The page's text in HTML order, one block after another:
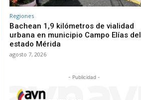
Regiones
Bachean 1,9 kilómetros de vialidad
urbana en municipio Campo Elías del
estado Mérida
agosto 7, 2026
- Publicidad -